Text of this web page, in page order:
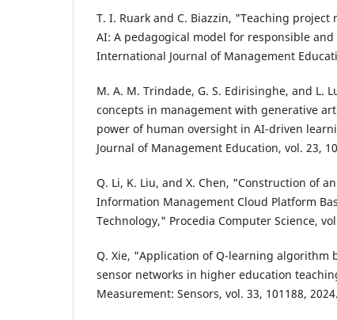
T. I. Ruark and C. Biazzin, "Teaching
AI: A pedagogical model for responsible
International Journal of Management
M. A. M. Trindade, G. S. Edirisinghe, and L.
concepts in management with generative
power of human oversight in AI-driven
Journal of Management Education, vol. 23,
Q. Li, K. Liu, and X. Chen, "Construction of
Information Management Cloud Platform
Technology," Procedia Computer Science,
Q. Xie, "Application of Q-learning algorithm
sensor networks in higher education
Measurement: Sensors, vol. 33, 101188, 2024.